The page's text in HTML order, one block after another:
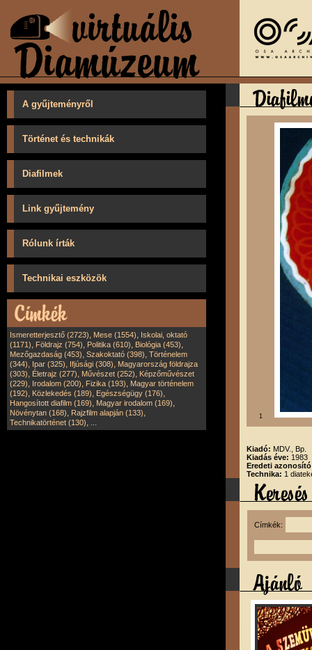
A gyűjteményről
Történet és technikák
Diafilmek
Link gyűjtemény
Rólunk írták
Technikai eszközök
Ismeretterjesztő (2723), Mese (1554), Iskolai, oktató
(1171), Földrajz (754), Politika (610), Biológia (453),
Mezőgazdaság (453), Szakoktató (398), Történelem
(344), Ipar (325), Ifjúsági (308), Magyarország földrajza
(303), Életrajz (277), Művészet (252), Képzőművészet
(229), Irodalom (200), Fizika (193), Magyar történelem
(192), Közlekedés (189), Egészségügy (176),
Hangosított diafilm (169), Magyar irodalom (169),
Növénytan (168), Rajzfilm alapján (133),
Technikatörténet (130),
1
Kiadó: MDV., Bp.
Kiadás éve: 1983
Eredeti
Technika: 1
Címkék: